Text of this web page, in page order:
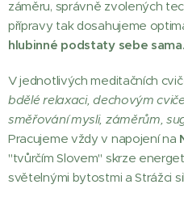
záměru, správně zvolených
přípravy tak dosahujeme
hlubinné podstaty sebe sama.
V jednotlivých meditačních
bdělé relaxaci, dechovým
směřování mysli, záměrům,
Pracujeme vždy v napojení na
"tvůrčím Slovem" skrze
světelnými bytostmi a Strážci